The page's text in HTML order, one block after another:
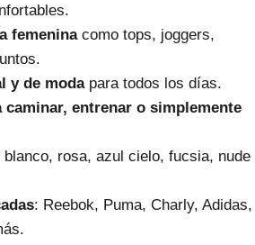
femeninacomo tops, joggers,
y de modapara todos los días.
caminar, entrenar o simplemente
blanco, rosa, azul cielo, fucsia, nude
: Reebok, Puma, Charly, Adidas,